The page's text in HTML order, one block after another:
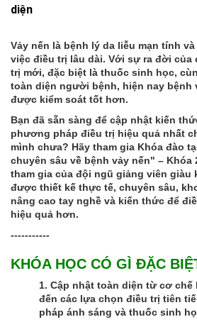
diện
Vảy nến là bệnh lý da liễu mạn tính
việc điều trị lâu dài. Với sự ra đời của
trị mới, đặc biệt là thuốc sinh học,
toàn diện người bệnh, hiện nay bệnh
được kiểm soát tốt hơn.
Bạn đã sẵn sàng để cập nhật kiến
phương pháp điều trị hiệu quả nhất
mình chưa? Hãy tham gia Khóa đào
chuyên sâu về bệnh vảy nến" – Khóa
tham gia của đội ngũ giảng viên giàu
được thiết kế thực tế, chuyên sâu,
nâng cao tay nghề và kiến thức để
hiệu quả hơn.
-----------
KHÓA HỌC CÓ GÌ ĐẶC
1. Cập nhật toàn diện từ cơ
đến các lựa chọn điều trị tiên
pháp ánh sáng và thuốc sinh